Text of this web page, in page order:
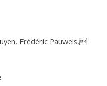
Frédéric Pauwels,